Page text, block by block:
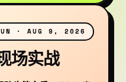
· AUG 9, 2026
场实战